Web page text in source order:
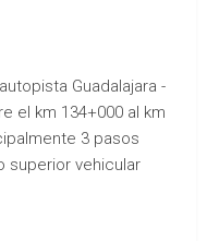
Guadalajara -
el km 134+000 al km
3 pasos
superior vehicular